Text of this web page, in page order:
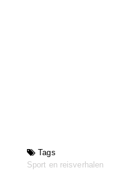
Tags
Sport en reisverhalen